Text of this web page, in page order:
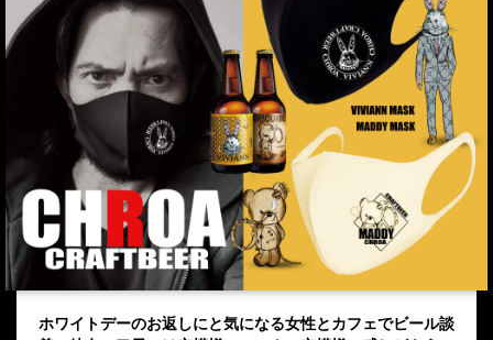
ホワイトデーのお返しにと気になる女性とカフェでビール談